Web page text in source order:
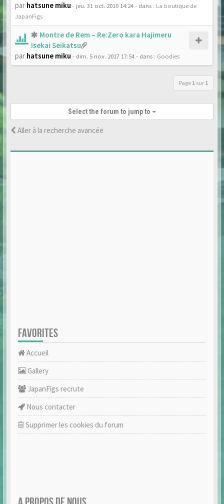
par hatsune miku - jeu. 31 oct. 2019 14:24- dans : La boutique de
JapanFigs
Montre de Rem – Re:Zero kara Hajimeru
Isekai Seikatsu
par hatsune miku - dim. 5 nov. 2017 17:54- dans : Goodies
Page 1 sur 1
Select the forum to jump to
Aller à la recherche avancée
FAVORITES
Accueil
Gallery
JapanFigs recrute
Nous contacter
Supprimer les cookies du forum